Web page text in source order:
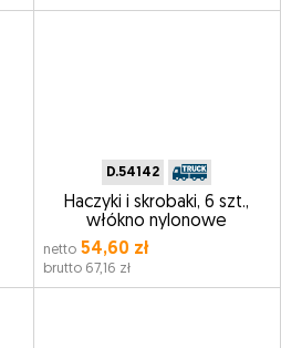
D.54142
Haczyki i skrobaki, 6 szt.,
włókno nylonowe
netto54,60 zł
brutto 67,16 zł